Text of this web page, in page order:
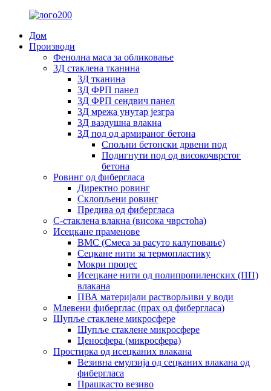
Дом
Производи
Фенолна маса за обликовање
3Д стаклена тканина
3Д тканина
3Д ФРП панел
3Д ФРП сендвич панел
3Д мрежа унутар језгра
3Д ваздушна влакна
3Д под од армираног бетона
Спољни бетонски дрвени под
Подигнути под од високочврстог
бетона
Ровинг од фибергласа
Директно ровинг
Склопљени ровинг
Предива од фибергласа
С-стаклена влакна (висока чврстоћа)
Исецкане праменове
BMC (Смеса за расуто калуповање)
Сецкане нити за термопластику
Мокри процес
Исецкане нити од полипропиленских (ПП)
влакана
ПВА материјали растворљиви у води
Млевени фиберглас (прах од фибергласа)
Шупље стаклене микросфере
Шупље стаклене микросфере
Ценосфера (микросфера)
Простирка од исецканих влакана
Везивна емулзија од сецканих влакана од
фибергласа
Прашкасто везиво